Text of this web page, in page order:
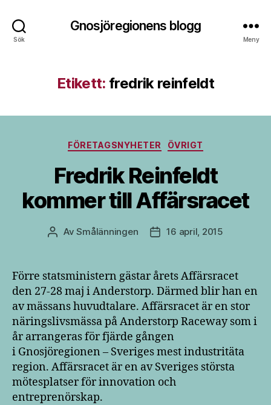
Sök
Gnosjöregionens blogg
Meny
Etikett: fredrik reinfeldt
Kategorier
FÖRETAGSNYHETER ÖVRIGT
Fredrik Reinfeldt
kommer till Affärsracet
Inläggsförfattare
AvSmålänningen Inläggsdatum
16 april, 2015
Förre statsministern gästar årets Affärsracet
den 27-28 maj i Anderstorp. Därmed blir han en
av mässans huvudtalare. Affärsracet är en stor
näringslivsmässa på Anderstorp Raceway som i
år arrangeras för fjärde gången
i Gnosjöregionen – Sveriges mest industritäta
region. Affärsracet är en av Sveriges största
mötesplatser för innovation och
entreprenörskap.